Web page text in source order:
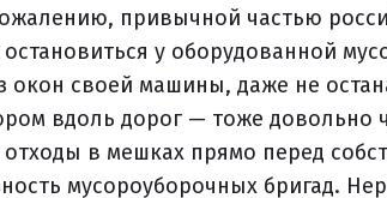
привычной частью
остановиться у оборудованной
своей машины, даже не
вдоль дорог — тоже довольно
в мешках прямо перед
мусороуборочных бригад.